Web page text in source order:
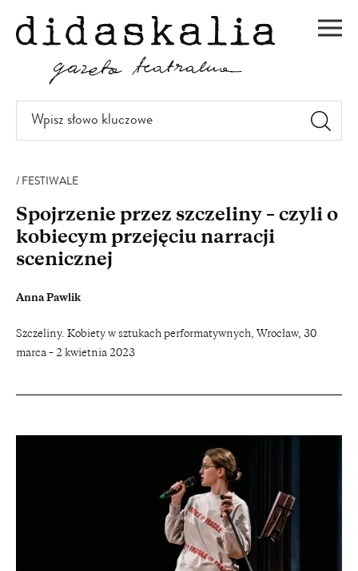
DO
TREŚCI
Wpisz
słowo
FESTIWALE
Spojrzenie przez szczeliny – czyli o
kobiecym przejęciu narracji
scenicznej
Anna Pawlik
Szczeliny. Kobiety w sztukach performatywnych, Wrocław, 30
marca – 2 kwietnia 2023